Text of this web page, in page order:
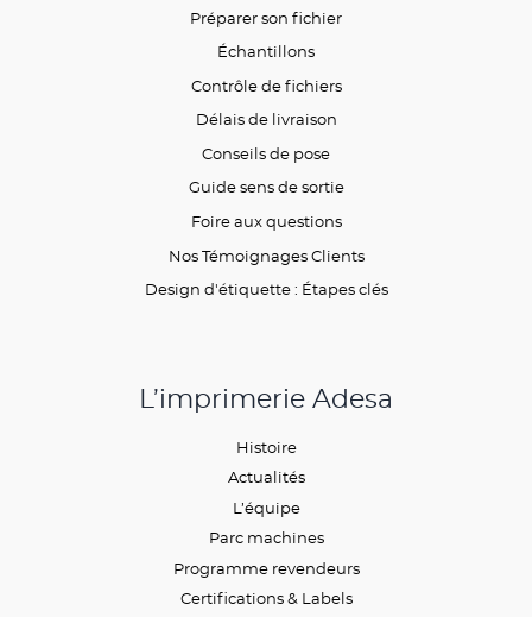
Préparer son fichier
Échantillons
Contrôle de fichiers
Délais de livraison
Conseils de pose
Guide sens de sortie
Foire aux questions
Nos Témoignages Clients
Design d'étiquette : Étapes clés
L’imprimerie Adesa
Histoire
Actualités
L’équipe
Parc machines
Programme revendeurs
Certifications & Labels